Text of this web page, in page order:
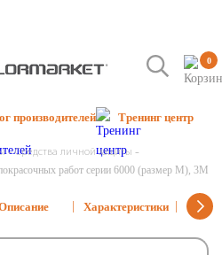
0
производителей Тренинг центр
Средства личной защиты
работ серии 6000 (размер М), 3М
Характеристики
и